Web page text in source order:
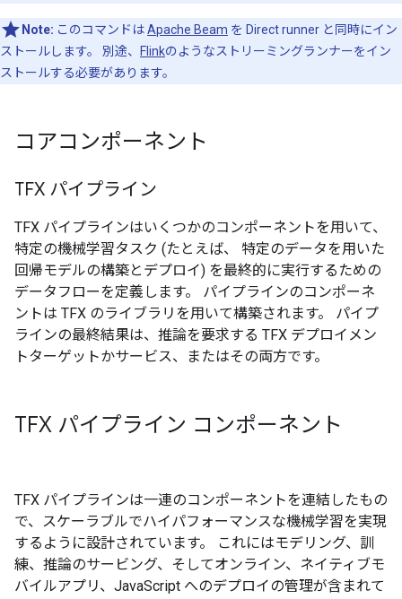
Note: このコマンドはApache Beam を Direct runner と同時にイン
ストールします。 別途、
Flinkのようなストリーミングランナーをイン
ストールする必要があります。
コアコンポーネント
TFX パイプライン
TFX パイプラインはいくつかのコンポーネントを用いて、
特定の機械学習タスク (たとえば、 特定のデータを用いた
回帰モデルの構築とデプロイ) を最終的に実行するための
データフローを定義します。 パイプラインのコンポーネ
ントは TFX のライブラリを用いて構築されます。 パイプ
ラインの最終結果は、推論を要求する TFX デプロイメン
トターゲットかサービス、またはその両方です。
TFX パイプライン コンポーネント
TFX パイプラインは一連のコンポーネントを連結したもの
で、スケーラブルでハイパフォーマンスな機械学習を実現
するように設計されています。 これにはモデリング、訓
練、推論のサービング、そしてオンライン、ネイティブモ
バイルアプリ、JavaScript へのデプロイの管理が含まれて